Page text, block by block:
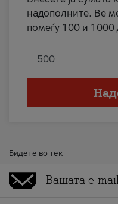
надополните. Ве
помеѓу 100 и 1000
Бидете во тек